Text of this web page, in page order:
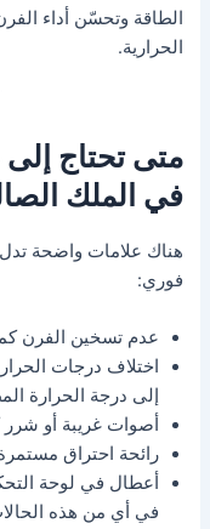
الطاقة وتحسّن أداء
الحرارية.
متى تحتاج
في الملك
هناك علامات واضحة
فوري:
عدم تسخين الفرن
اختلاف درجات
إلى درجة الحرارة
أصوات غريبة أو شرر
رائحة احتراق
أعطال في لوحة
في أي من هذه